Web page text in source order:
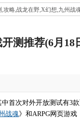
,攻略,战龙在野,X幻想,九州战
测推荐(6月18
首次对外开放测试有3
战魂》和ARPG网页游戏
立即注册